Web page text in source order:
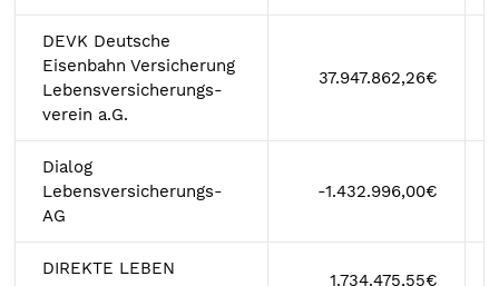
DEVK Deutsche
Eisenbahn Versicherung
Lebensversicherungs-
verein a.G.
37.947.862,26€
Dialog
Lebensversicherungs-
AG
-1.432.996,00€
DIREKTE LEBEN
1.734.475,55€